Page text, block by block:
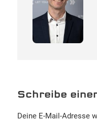
Schreibe
Deine E-Mail-Adresse